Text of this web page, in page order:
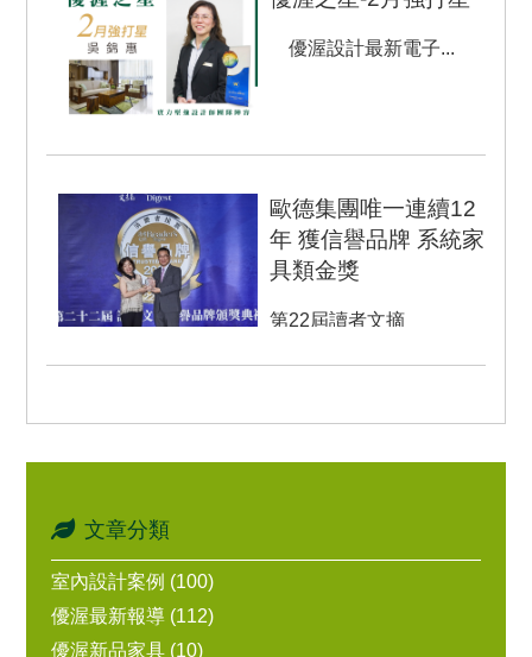
優渥設計最新電子...
歐德集團唯一連續12
年 獲信譽品牌 系統家
具類金獎
第22屆讀者文摘
牌」揭曉，首推【健康綠
保...
文章分類
室內設計案例 (100)
優渥最新報導 (112)
優渥新品家具 (10)